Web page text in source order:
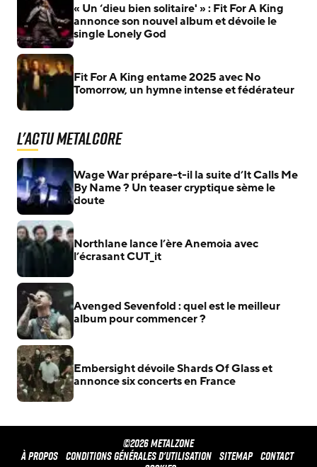
« Un ‘dieu bien solitaire' » : Fit For A King
annonce son nouvel album et dévoile le
single Lonely God
Fit For A King entame 2025 avec No
Tomorrow, un hymne intense et fédérateur
L'actu Metalcore
Wage War prépare-t-il la suite d’It Calls Me
By Name ? Un teaser cryptique sème le
doute
Northlane lance l’ère Anemoia avec
l’écrasant CUT_it
Avenged Sevenfold : quel est le meilleur
album pour commencer ?
Embersight dévoile Shards Of Glass et
annonce six concerts en France
©2026 METALZONE
À propos Conditions générales d'utilisation Sitemap Contact